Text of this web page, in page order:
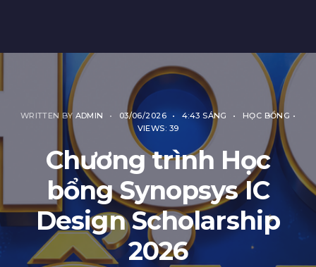
WRITTEN BY ADMIN • 03/06/2026 • 4:43 SÁNG • HỌC BỔNG •
VIEWS: 39
Chương trình Học
bổng Synopsys IC
Design Scholarship
2026